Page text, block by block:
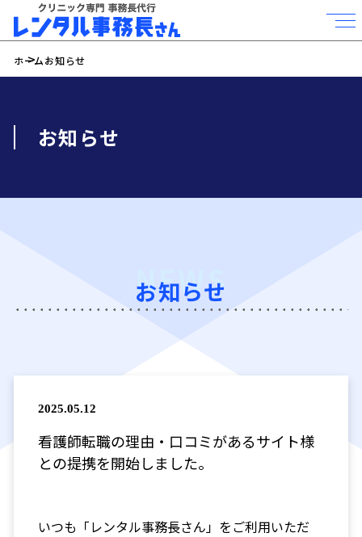
ホームお知らせ
お知らせ
NEWS
お知らせ
2025.05.12
看護師転職の理由・口コミがあるサイト様
との提携を開始しました。
いつも「レンタル事務長さん」をご利用いただ